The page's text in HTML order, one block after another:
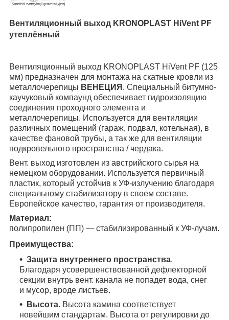
Вентиляционный выход KRONOPLAST HiVent PF
утеплённый
Вентиляционный выход KRONOPLAST HiVent PF (125
мм) предназначен для монтажа на скатные кровли из
металлочерепицы ВЕНЕЦИЯ . Специальный битумно-
каучуковый компаунд обеспечивает гидроизоляцию
соединения проходного элемента и
металлочерепицы. Используется для вентиляции
различных помещений (гараж, подвал, котельная), в
качестве фановой трубы, а так же для вентиляции
подкровельного пространства / чердака.
Вент. выход изготовлен из австрийского сырья на
немецком оборудовании. Используется первичный
пластик, который устойчив к УФ-излучению благодаря
специальному стабилизатору в своем составе.
Европейское качество, гарантия от производителя.
Материал:
полипропилен (ПП) — стабилизированный к УФ-лучам.
Преимущества:
Защита внутреннего пространства.
Благодаря усовершенствованной дефлекторной
секции внутрь вент. канала не попадет вода, снег
и мусор, вроде листьев.
Высота. Высота камина соответствует
новейшим стандартам. Высота от регулировки до